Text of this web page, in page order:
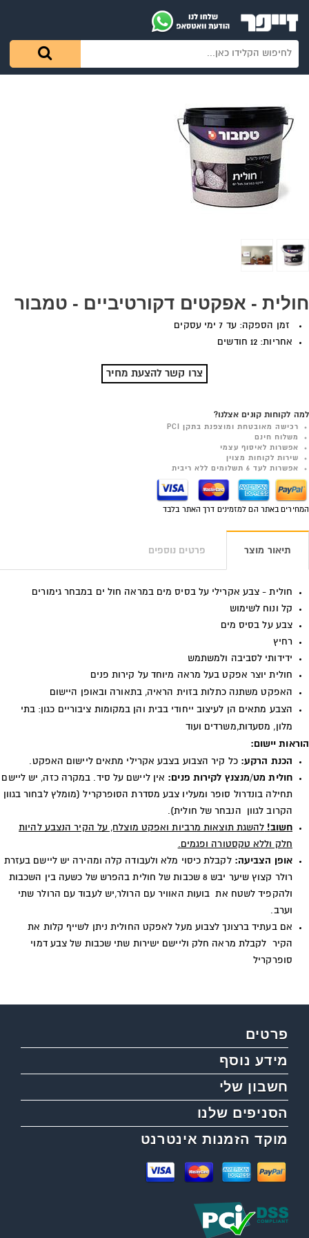
חולית - אפקטים דקורטיביים - טמבור
זמן הספקה: עד 7 ימי עסקים
אחריות: 12 חודשים
צרו קשר להצעת מחיר
למה לקוחות קונים אצלנו?
רכישה מאובטחת ומוצפנת בתקן PCI
משלוח חינם
אפשרות לאיסוף עצמי
שירות לקוחות מצוין
אפשרות לעד 6 תשלומים ללא ריבית
המחירים באתר הם למזמינים דרך האתר בלבד
תיאור מוצר פרטים נוספים
חולית - צבע אקרילי על בסיס מים במראה חול ים במבחר גימורים
קל ונוח לשימוש
צבע על בסיס מים
רחיץ
ידידותי לסביבה ולמשתמש
חולית יוצר אפקט בעל מראה מיוחד על קירות פנים
האפקט משתנה כתלות בזוית הראיה, בתאורה ובאופן היישום
הצבע מתאים הן לעיצוב ייחודי בבית והן במקומות ציבוריים כגון: בתי
מלון, מסעדות,משרדים ועוד
הוראות יישום:
הכנת הרקע: כל קיר הצבוע בצבע אקרילי מתאים ליישום האפקט.
חולית מט/מנצנץ לקירות פנים: אין ליישם על סיד. במקרה כזה, יש ליישם
תחילה בונדרול סופר ומעליו צבע מסדרת הסופרקריל (מומלץ לבחור בגוון
הקרוב לגוון הנבחר של חולית).
חשוב! להשגת תוצאות מרביות ואפקט מוצלח, על הקיר הנצבע להיות
חלק וללא טקסטורה ופגמים.
אופן הצביעה: לקבלת כיסוי מלא ולעבודה קלה ומהירה יש ליישם בעזרת
רולר קצוץ שיער יבש 8 שכבות של חולית בהפרש של כשעה בין השכבות
ולהקפיד לשטח את בועות האוויר עם הרולר,יש לעבוד עם הרולר שתי
וערב.
אם בעתיד ברצונך לצבוע מעל לאפקט החולית ניתן לשייף קלות את
הקיר לקבלת מראה חלק וליישם ישירות שתי שכבות של צבע דמוי
סופרקריל
פרטים
מידע נוסף
חשבון שלי
הסניפים שלנו
מוקד הזמנות אינטרנט